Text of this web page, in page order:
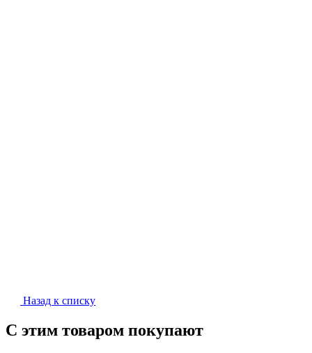
Назад к списку
С этим товаром покупают